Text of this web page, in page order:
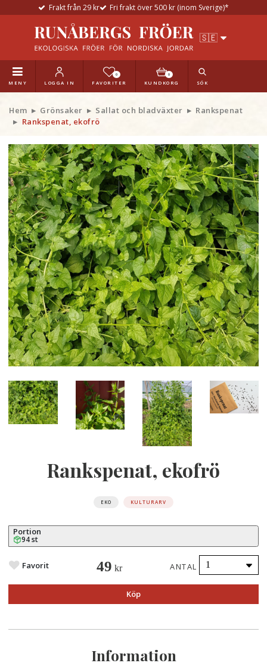
Frakt från 29 kr Fri frakt över 500 kr (inom Sverige)*
MENY LOGGA IN
0
FAVORITER
0
KUNDKORG SÖK
Hem Grönsaker Sallat och bladväxter
Rankspenat
Rankspenat, ekofrö
Rankspenat, ekofrö
EKO KULTURARV
Portion
94 st
Favorit 49 kr ANTAL
Köp
Information